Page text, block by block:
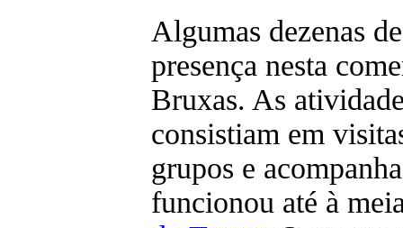
Algumas dezenas
presença nesta
Bruxas. As
consistiam em
grupos e
funcionou até à